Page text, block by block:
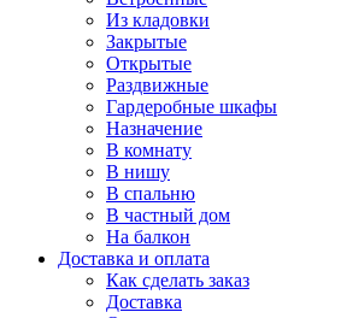
Из кладовки
Закрытые
Открытые
Раздвижные
Гардеробные шкафы
Назначение
В комнату
В нишу
В спальню
В частный дом
На балкон
Доставка и оплата
Как сделать заказ
Доставка